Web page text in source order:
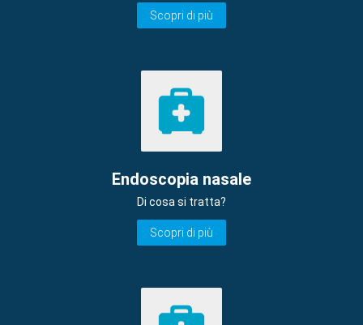
Scopri di più
Endoscopia nasale
Di cosa si tratta?
Scopri di più